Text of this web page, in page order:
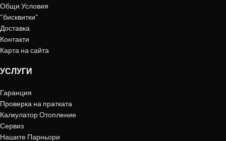
Общи Условия
"бисквитки"
Доставка
Контакти
Карта на сайта
УСЛУГИ
Гаранция
Проверка на пратката
Калкулатор Отопление
Сервиз
Нашите Парньори